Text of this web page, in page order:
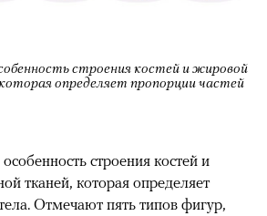
строения костей и жировой
определяет пропорции частей
строения костей и
тканей, которая определяет
Отмечают пять типов фигур,